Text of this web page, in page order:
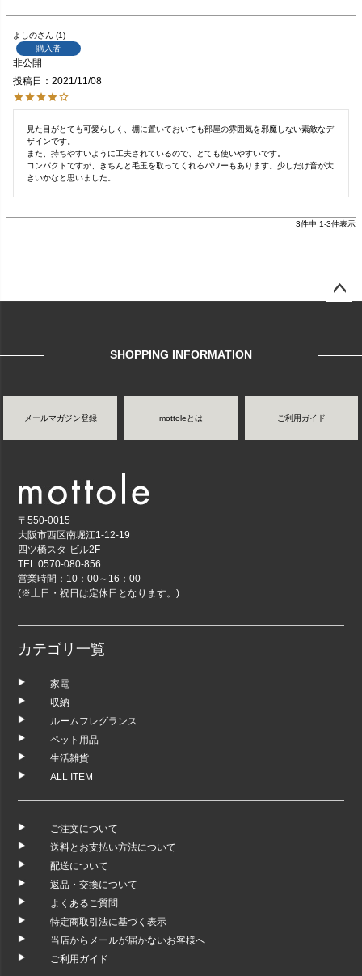
よしの
1
購入者
非公開
投稿日
2021/11/08
見た目がとても可愛らしく、棚に置いておいても部屋の雰囲気を邪魔しない素敵なデ
ザインです。
また、持ちやすいように工夫されているので、とても使いやすいです。
コンパクトですが、きちんと毛玉を取ってくれるパワーもあります。少しだけ音が大
きいかなと思いました。
3件中 1-3件表示
SHOPPING INFORMATION
メールマガジン登録 mottoleとは ご利用ガイド
〒550-0015
大阪市西区南堀江1-12-19
四ツ橋スタ-ビル2F
TEL 0570-080-856
営業時間：10：00～16：00
(※土日・祝日は定休日となります。)
カテゴリ一覧
家電
収納
ルームフレグランス
ペット用品
生活雑貨
ALL ITEM
ご注文について
送料とお支払い方法について
配送について
返品・交換について
よくあるご質問
特定商取引法に基づく表示
当店からメールが届かないお客様へ
ご利用ガイド